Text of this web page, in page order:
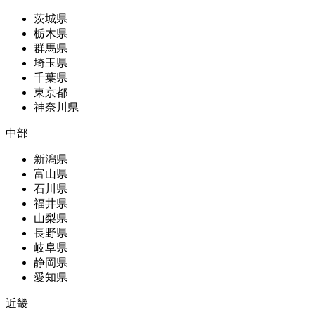
茨城県
栃木県
群馬県
埼玉県
千葉県
東京都
神奈川県
中部
新潟県
富山県
石川県
福井県
山梨県
長野県
岐阜県
静岡県
愛知県
近畿